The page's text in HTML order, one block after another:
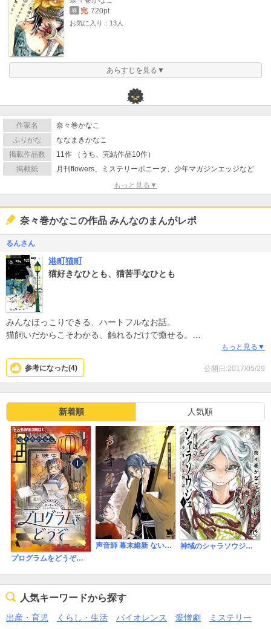
巻 完 720pt
お気に入り：13人
あらすじを見る▼
作家名
奈々巻かなこ
ふりがな
ななまきかなこ
掲載作品数
11作 （うち、完結作品10作）
掲載紙
月刊flowers、ミステリーボニータ、少年マガジンエッジなど
もっと見る▼
奈々巻かなこの作品 みんなのまんがレポ
るんさん
港町猫町
猫好きなひとも、猫苦手なひとも
みんなほっこりできる、ハートフルなお話。
猫飼いだからこそわかる、触れるだけで癒せる。
もっと見る▼
公開日:2017/05/29
参考になった(4)
新着順 人気順
プログラムをどうぞ～奈々巻かなこミニシアター～【単話】
声音師 幕末維新 ないしょの草紙 神域のシャラソウジュ～少年平家物語～【電子特別版】
人気キーワードから探す
出産・育児 くらし・生活 バイオレンス 愛憎劇
ミステリー